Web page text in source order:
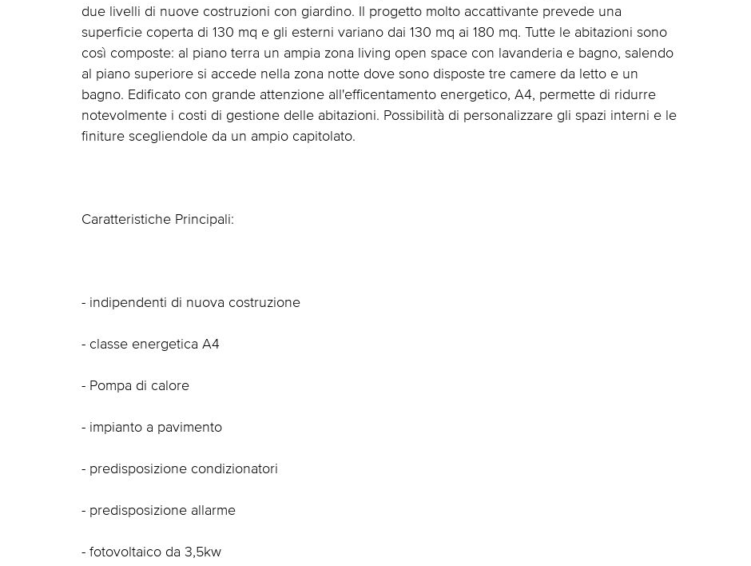
due livelli di nuove costruzioni con giardino. Il progetto molto accattivante prevede una
superficie coperta di 130 mq e gli esterni variano dai 130 mq ai 180 mq. Tutte le abitazioni sono
così composte: al piano terra un ampia zona living open space con lavanderia e bagno, salendo
al piano superiore si accede nella zona notte dove sono disposte tre camere da letto e un
bagno. Edificato con grande attenzione all'efficentamento energetico, A4, permette di ridurre
notevolmente i costi di gestione delle abitazioni. Possibilità di personalizzare gli spazi interni e le
finiture scegliendole da un ampio capitolato.
Caratteristiche Principali:
- indipendenti di nuova costruzione
- classe energetica A4
- Pompa di calore
- impianto a pavimento
- predisposizione condizionatori
- predisposizione allarme
- fotovoltaico da 3,5kw